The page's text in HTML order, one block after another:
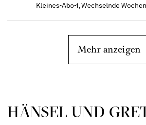
Kleines-Abo-1, Wechselnde
Mehr anzeigen
HÄNSEL UND